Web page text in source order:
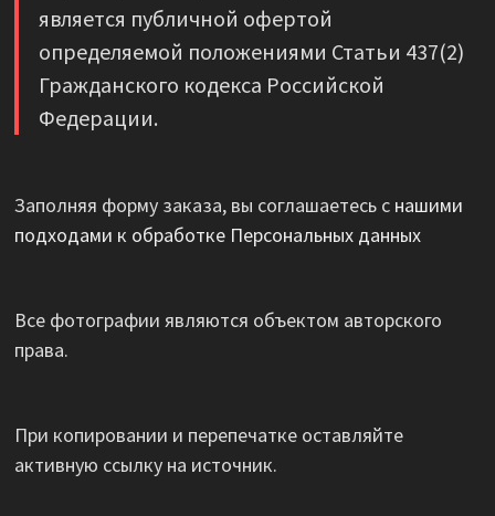
является публичной офертой
определяемой положениями Статьи 437(2)
Гражданского кодекса Российской
Федерации.
Заполняя форму заказа, вы соглашаетесь с нашими
подходами к обработке Персональных данных
Все фотографии являются объектом авторского
права.
При копировании и перепечатке оставляйте
активную ссылку на источник.